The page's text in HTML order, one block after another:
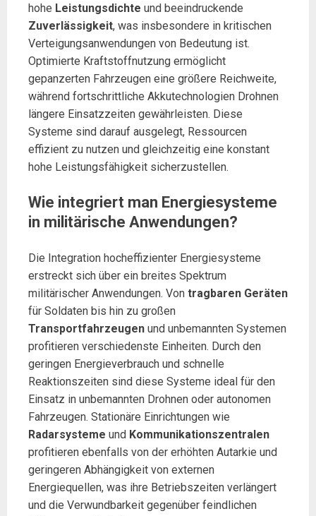
hohe Leistungsdichte und beeindruckende
Zuverlässigkeit, was insbesondere in kritischen
Verteigungsanwendungen von Bedeutung ist.
Optimierte Kraftstoffnutzung ermöglicht
gepanzerten Fahrzeugen eine größere Reichweite,
während fortschrittliche Akkutechnologien Drohnen
längere Einsatzzeiten gewährleisten. Diese
Systeme sind darauf ausgelegt, Ressourcen
effizient zu nutzen und gleichzeitig eine konstant
hohe Leistungsfähigkeit sicherzustellen.
Wie integriert man Energiesysteme
in militärische Anwendungen?
Die Integration hocheffizienter Energiesysteme
erstreckt sich über ein breites Spektrum
militärischer Anwendungen. Von tragbaren Geräten
für Soldaten bis hin zu großen
Transportfahrzeugen und unbemannten Systemen
profitieren verschiedenste Einheiten. Durch den
geringen Energieverbrauch und schnelle
Reaktionszeiten sind diese Systeme ideal für den
Einsatz in unbemannten Drohnen oder autonomen
Fahrzeugen. Stationäre Einrichtungen wie
Radarsysteme und Kommunikationszentralen
profitieren ebenfalls von der erhöhten Autarkie und
geringeren Abhängigkeit von externen
Energiequellen, was ihre Betriebszeiten verlängert
und die Verwundbarkeit gegenüber feindlichen